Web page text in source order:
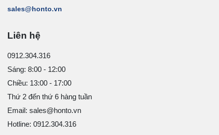
sales@honto.vn
Liên hệ
0912.304.316
Sáng: 8:00 - 12:00
Chiều: 13:00 - 17:00
Thứ 2 đến thứ 6 hàng tuần
Email: sales@honto.vn
Hotline: 0912.304.316